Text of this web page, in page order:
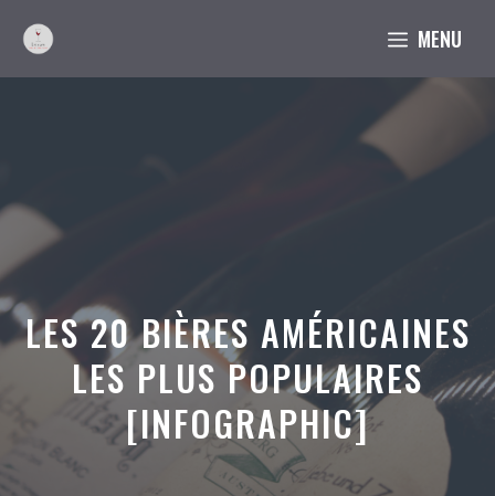
contenu
MENU
LES 20 BIÈRES AMÉRICAINES
LES PLUS POPULAIRES
[INFOGRAPHIC]